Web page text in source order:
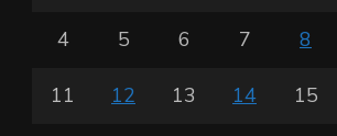
4 5 6 7 8
11 12 13 14 15